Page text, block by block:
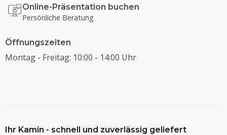
Online-Präsentation buchen
Persönliche Beratung
Öffnungszeiten
Montag - Freitag: 10:00 - 14:00 Uhr
Ihr Kamin - schnell und zuverlässig geliefert